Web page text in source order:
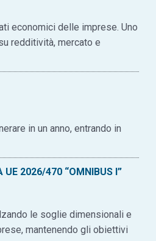
economici delle imprese. Uno
redditività, mercato e
in un anno, entrando in
UE 2026/470 “OMNIBUS I”
le soglie dimensionali e
mantenendo gli obiettivi